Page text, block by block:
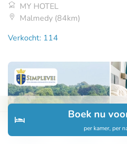
Zoeken
Boek nu
per kamer, per
MY HOTEL
Malmedy (84km)
Verkocht: 114